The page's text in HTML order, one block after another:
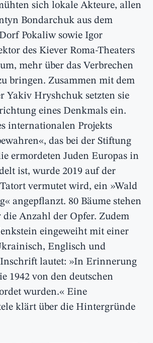
sich lokale Akteure, allen
Bondarchuk aus dem
Pokaliw sowie Igor
des Kiever Roma-Theaters
mehr über das Verbrechen
bringen. Zusammen mit dem
Yakiv Hryshchuk setzten sie
eines Denkmals ein.
internationalen Projekts
das bei der Stiftung
ermordeten Juden Europas in
ist, wurde 2019 auf der
vermutet wird, ein »Wald
angepflanzt. 80 Bäume stehen
Anzahl der Opfer. Zudem
eingeweiht mit einer
Englisch und
Inschrift lautet: »In Erinnerung
1942 von den deutschen
wurden.« Eine
klärt über die Hintergründe